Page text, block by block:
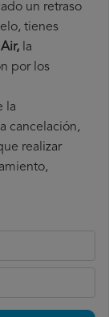
un retraso
tienes
la
por los
la
cancelación,
realizar